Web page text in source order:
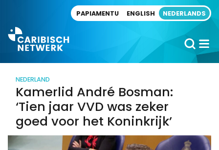
PAPIAMENTU ENGLISH NEDERLANDS
NEDERLAND
Kamerlid André Bosman:
‘Tien jaar VVD was zeker
goed voor het Koninkrijk’